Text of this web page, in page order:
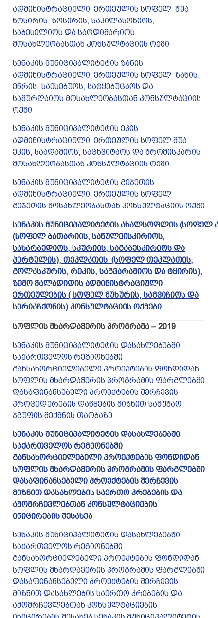
ადმინისტრაციული ერთეულის სოფელ შუა
ნოსირის, ნოსირის, საკილასონიოს,
საბესელიოს და საოდიშარიოს
მოსახლეობასთან კონსულტაციის ოქმი
სენაკის მუნიციპალიტეტის ზანის
ადმინისტრაციული ერთეულის სოფელ ზანის,
ეწრის, საესებუოს, სატყებუცაოს და
საშურღაიოს მოსახლეობასთან კონსულტაციის
ოქმი
სენაკის მუნიციპალიტეტის ეკის
ადმინისტრაციული ერთეულის სოფელ შუა
ეკის, საადამიოს, საცხვიტაოს და შრომისკარის
მოსახლეობასთან კონსულტაციის ოქმი
სენაკის მუნიციპალიტეტის გეჯეთის
ადმინისტრაციული ერთეულის სოფელ
გეჯეთის მოსახლეობასთან კონსულტაციის ოქმი
სენაკის მუნიციპალიტეტის ახალსოფლის (სოფელ
(სოფელ ბათარიის, საწულეისკირიოს,
სახარბედიოს, სკურიის, საგაბესკირიოს და
პერტულის), თეკლათის (სოფელ თეკლათის,
გოლასკურის, რეკის, საგვარამიოს და ტყირის),
ზემო ჭალადიდის ადმინისტრაციული
ერთეულების ( სოფელ მუხურის, საგვიჩიოს და
სირიაჩქონის) კონსულტაციის ოქმები
სოფლის მხარდაჭერის პროგრამა – 2019
სენაკის მუნიციპალიტეტის დასახლებებში
საქართველოს რეგიონებში
განსახორციელებელი პროექტების ფონდიდან
სოფლის მხარდაჭერის პროგრამის ფარგლებში
დასაფინანსებელი პროექტების შერჩევის
პროცედურების დაწყების მიზნით სამუშაო
ჯგუფის შექმნის თაობაზე
სენაკის მუნიციპალიტეტის დასახლებებში
საქართველოს რეგიონებში
განსახორციელებელი პროექტების ფონდიდან
სოფლის მხარდაჭერის პროგრამის ფარგლებში
დასაფინანსებელი პროექტების შერჩევის
მიზნით დასახლების საერთო კრებების და
ამომრჩევლებთან კონსულტაციების
ინიცირების შესახებ
სენაკის მუნიციპალიტეტის დასახლებებში
საქართველოს რეგიონებში
განსახორციელებელი პროექტების ფონდიდან
სოფლის მხარდაჭერის პროგრამის ფარგლებში
დასაფინანსებელი პროექტების შერჩევის
მიზნით დასახლების საერთო კრებების და
ამომრჩევლებთან კონსულტაციების